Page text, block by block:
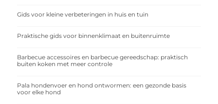
Gids voor kleine verbeteringen in huis en tuin
Praktische gids voor binnenklimaat en buitenruimte
Barbecue accessoires en barbecue gereedschap: praktisch
buiten koken met meer controle
Pala hondenvoer en hond ontwormen: een gezonde basis
voor elke hond